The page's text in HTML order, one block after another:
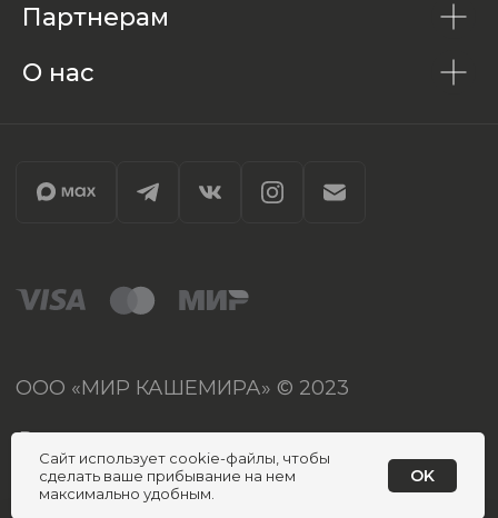
Партнерам
О нас
Сайт использует cookie-файлы, чтобы
сделать ваше прибывание на нем
максимально удобным.
OK